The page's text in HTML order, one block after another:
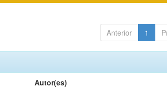
Anterior 1
Autor(es)